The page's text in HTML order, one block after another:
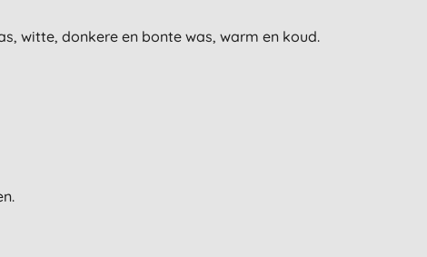
witte, donkere en bonte was, warm en koud.